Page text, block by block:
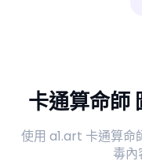
卡通算命師
使用 a1.art 卡通算命
毒內